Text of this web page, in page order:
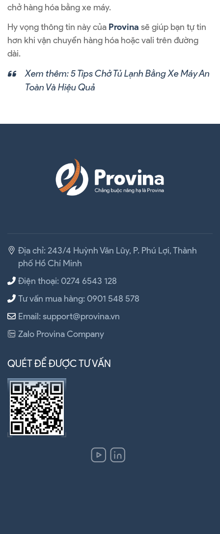
chở hàng hóa bằng xe máy.
Hy vọng thông tin này của Provina sẽ giúp bạn tự tin
hơn khi vận chuyển hàng hóa hoặc vali trên đường
dài.
Xem thêm:5 Tips Chở Tủ Lạnh Bằng Xe Máy An
Toàn Và Hiệu Quả
Địa chỉ: 243/4 Huỳnh Văn Lũy, P. Phú Lợi, Thành
phố Hồ Chí Minh
Điện thoại: 0274 6543 128
Tư vấn mua hàng: 0901 548 578
Email: support@provina.vn
Zalo Provina Company
QUÉT ĐỂ ĐƯỢC TƯ VẤN